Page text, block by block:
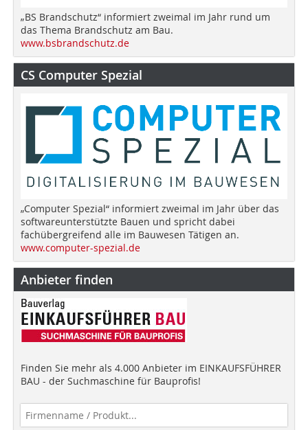
„BS Brandschutz“ informiert zweimal im Jahr rund um
das Thema Brandschutz am Bau.
www.bsbrandschutz.de
CS Computer Spezial
„Computer Spezial“ informiert zweimal im Jahr über das
softwareunterstützte Bauen und spricht dabei
fachübergreifend alle im Bauwesen Tätigen an.
www.computer-spezial.de
Anbieter finden
Finden Sie mehr als 4.000 Anbieter im EINKAUFSFÜHRER
BAU - der Suchmaschine für Bauprofis!